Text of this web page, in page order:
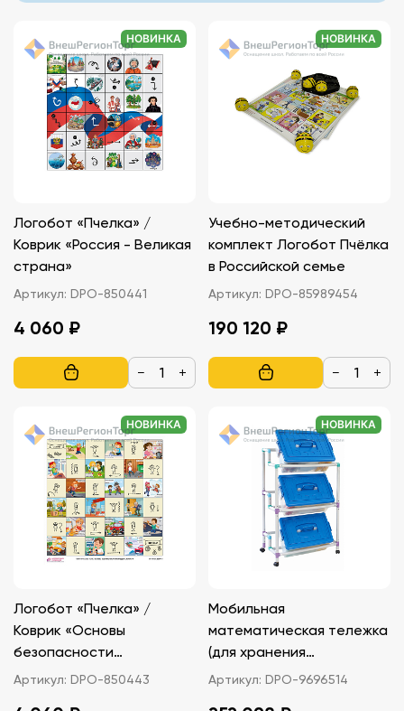
НОВИНКА
Логобот «Пчелка» /
Коврик «Россия - Великая
страна»
Артикул: DPO-850441
4 060 ₽
− +
НОВИНКА
Учебно-методический
комплект Логобот Пчёлка
в Российской семье
Артикул: DPO-85989454
190 120 ₽
− +
НОВИНКА
Логобот «Пчелка» /
Коврик «Основы
безопасности
жизнедеятельности»
Артикул: DPO-850443
НОВИНКА
Мобильная
математическая тележка
(для хранения
образовательных
Артикул: DPO-9696514